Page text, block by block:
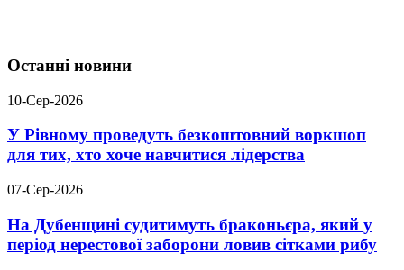
Останні новини
10-Сер-2026
У Рівному проведуть безкоштовний воркшоп
для тих, хто хоче навчитися лідерства
07-Сер-2026
На Дубенщині судитимуть браконьєра, який у
період нерестової заборони ловив сітками рибу